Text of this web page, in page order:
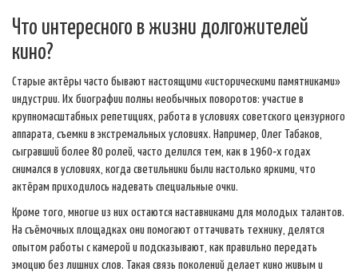
Что интересного в жизни долгожителей
кино?
Старые актёры часто бывают настоящими «историческими памятниками»
индустрии. Их биографии полны необычных поворотов: участие в
крупномасштабных репетициях, работа в условиях советского цензурного
аппарата, съемки в экстремальных условиях. Например, Олег Табаков,
сыгравший более 80 ролей, часто делился тем, как в 1960‑х годах
снимался в условиях, когда светильники были настолько яркими, что
актёрам приходилось надевать специальные очки.
Кроме того, многие из них остаются наставниками для молодых талантов.
На съёмочных площадках они помогают оттачивать технику, делятся
опытом работы с камерой и подсказывают, как правильно передать
эмоцию без лишних слов. Такая связь поколений делает кино живым и